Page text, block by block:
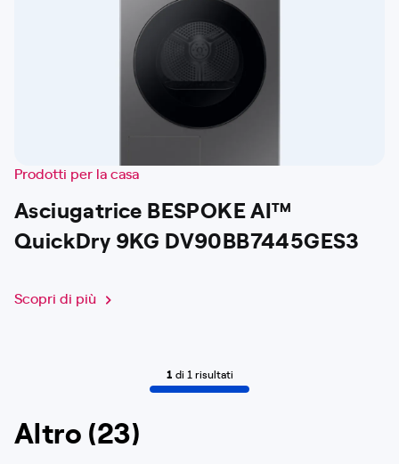
Prodotti per la casa
Asciugatrice BESPOKE AI™
QuickDry 9KG DV90BB7445GES3
Scopri di più
1 di 1 risultati
Altro (23)